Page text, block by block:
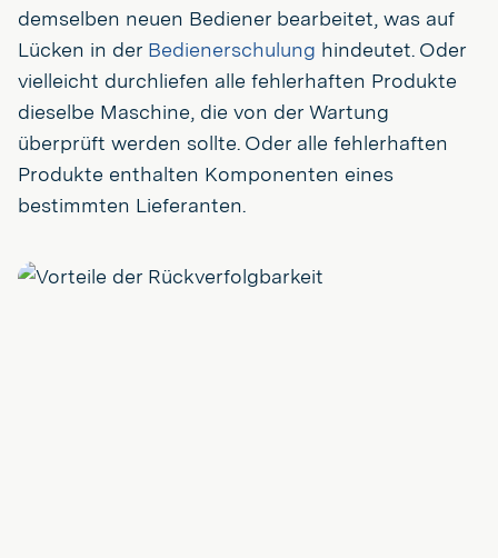
demselben neuen Bediener bearbeitet, was auf
Lücken in der Bedienerschulung hindeutet. Oder
vielleicht durchliefen alle fehlerhaften Produkte
dieselbe Maschine, die von der Wartung
überprüft werden sollte. Oder alle fehlerhaften
Produkte enthalten Komponenten eines
bestimmten Lieferanten.